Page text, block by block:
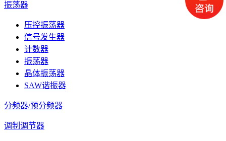
振荡器
压控振荡器
信号发生器
计数器
振荡器
晶体振荡器
SAW谐振器
分频器/预分频器
调制调节器